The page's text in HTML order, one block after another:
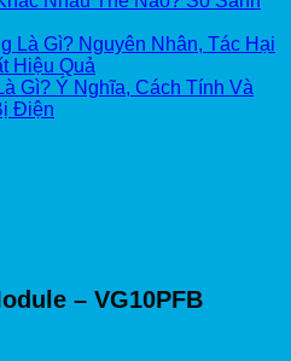
Là Gì? Nguyên Nhân, Tác Hại
Hiệu Quả
Gì? Ý Nghĩa, Cách Tính Và
Điện
– VG10PFB